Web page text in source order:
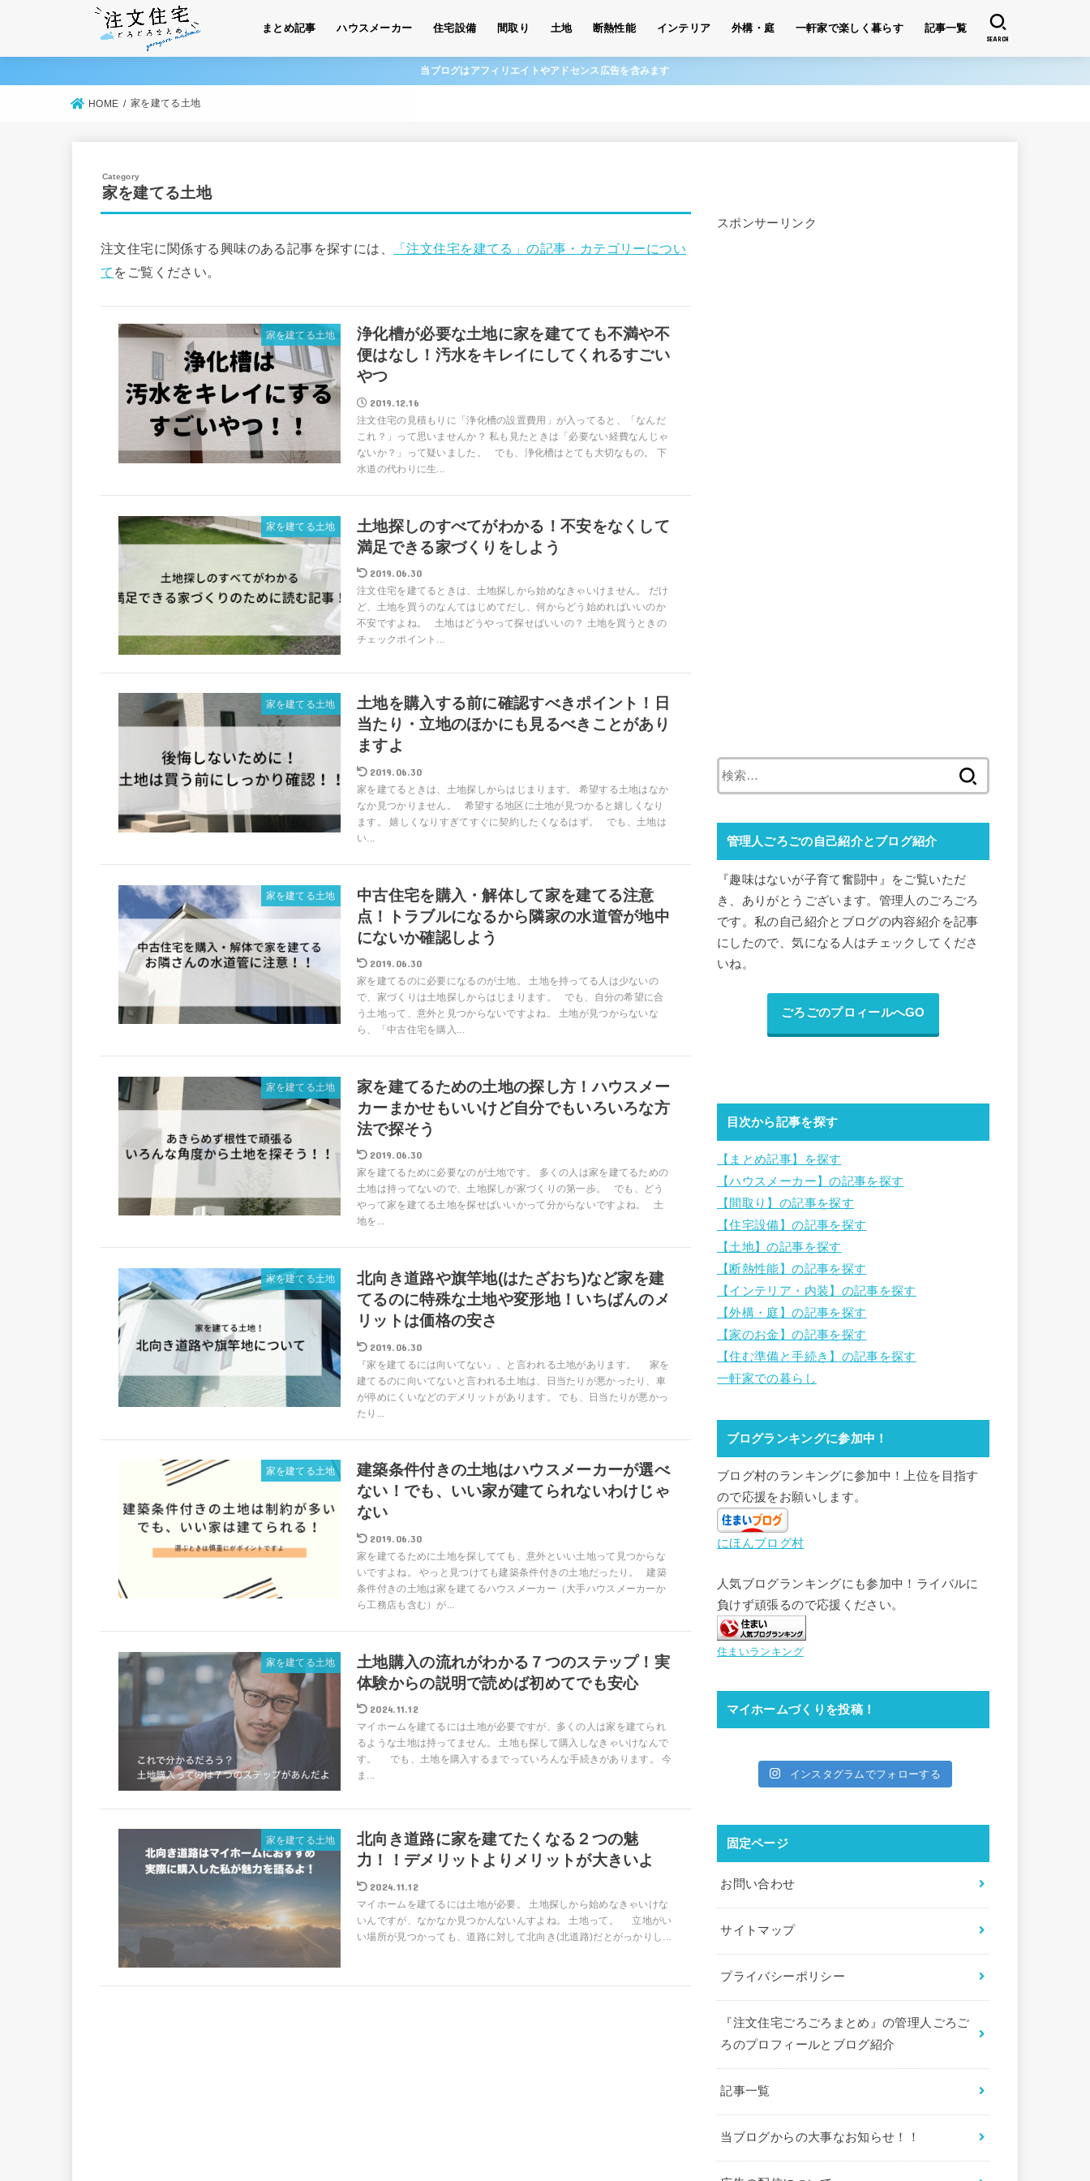
まとめ記事 ハウスメーカー 住宅設備 間取り 土地 断熱性能 インテリア 外構・庭 一軒家で楽しく暮らす 記事一覧
SEARCH
当ブログはアフィリエイトやアドセンス広告を含みます
HOME 家を建てる土地
家を建てる土地
注文住宅に関係する興味のある記事を探すには、
「注文住宅を建てる」の記事・カテゴリーについ
て をご覧ください。
家を建てる土地
浄化槽が必要な土地に家を建てても不満や不
便はなし！汚水をキレイにしてくれるすごい
やつ
2019.12.16
注文住宅の見積もりに「浄化槽の設置費用」が入ってると、「なんだ
これ？」って思いませんか？ 私も見たときは「必要ない経費なんじゃ
ないか？」って疑いました。 でも、浄化槽はとても大切なもの。 下
水道の代わりに生...
家を建てる土地
土地探しのすべてがわかる！不安をなくして
満足できる家づくりをしよう
2019.06.30
注文住宅を建てるときは、土地探しから始めなきゃいけません。 だけ
ど、土地を買うのなんてはじめてだし、何からどう始めればいいのか
不安ですよね。 土地はどうやって探せばいいの？ 土地を買うときの
チェックポイント...
家を建てる土地
土地を購入する前に確認すべきポイント！日
当たり・立地のほかにも見るべきことがあり
ますよ
2019.06.30
家を建てるときは、土地探しからはじまります。 希望する土地はなか
なか見つかりません。 希望する地区に土地が見つかると嬉しくなり
ます。 嬉しくなりすぎてすぐに契約したくなるはず。 でも、土地は
い...
家を建てる土地
中古住宅を購入・解体して家を建てる注意
点！トラブルになるから隣家の水道管が地中
にないか確認しよう
2019.06.30
家を建てるのに必要になるのが土地。 土地を持ってる人は少ないの
で、家づくりは土地探しからはじまります。 でも、自分の希望に合
う土地って、意外と見つからないですよね。 土地が見つからないな
ら、「中古住宅を購入...
家を建てる土地
家を建てるための土地の探し方！ハウスメー
カーまかせもいいけど自分でもいろいろな方
法で探そう
2019.06.30
家を建てるために必要なのが土地です。 多くの人は家を建てるための
土地は持ってないので、土地探しが家づくりの第一歩。 でも、どう
やって家を建てる土地を探せばいいかって分からないですよね。 土
地を...
家を建てる土地
北向き道路や旗竿地(はたざおち)など家を建
てるのに特殊な土地や変形地！いちばんのメ
リットは価格の安さ
2019.06.30
『家を建てるには向いてない』、と言われる土地があります。 家を
建てるのに向いてないと言われる土地は、日当たりが悪かったり、車
が停めにくいなどのデメリットがあります。 でも、日当たりが悪かっ
たり...
家を建てる土地
建築条件付きの土地はハウスメーカーが選べ
ない！でも、いい家が建てられないわけじゃ
ない
2019.06.30
家を建てるために土地を探してても、意外といい土地って見つからな
いですよね。 やっと見つけても建築条件付きの土地だったり。 建築
条件付きの土地は家を建てるハウスメーカー（大手ハウスメーカーか
ら工務店も含む）が...
家を建てる土地
土地購入の流れがわかる７つのステップ！実
体験からの説明で読めば初めてでも安心
2024.11.12
マイホームを建てるには土地が必要ですが、多くの人は家を建てられ
るような土地は持ってません。 土地も探して購入しなきゃいけなんで
す。 でも、土地を購入するまでっていろんな手続きがあります。 今
ま...
家を建てる土地
北向き道路に家を建てたくなる２つの魅
力！！デメリットよりメリットが大きいよ
2024.11.12
マイホームを建てるには土地が必要。 土地探しから始めなきゃいけな
いんですが、なかなか見つかんないんすよね。 土地って。 立地がい
い場所が見つかっても、道路に対して北向き(北道路)だとがっかりし...
スポンサーリンク
索
管理人ごろごの自己紹介とブログ紹介
『趣味はないが子育て奮闘中』をご覧いただ
き、ありがとうございます。管理人のごろごろ
です。私の自己紹介とブログの内容紹介を記事
にしたので、気になる人はチェックしてくださ
いね。
ごろごのプロィールへGO
目次から記事を探す
【まとめ記事】を探す
【ハウスメーカー】の記事を探す
【間取り】の記事を探す
【住宅設備】の記事を探す
【土地】の記事を探す
【断熱性能】の記事を探す
【インテリア・内装】の記事を探す
【外構・庭】の記事を探す
【家のお金】の記事を探す
【住む準備と手続き】の記事を探す
一軒家での暮らし
ブログランキングに参加中！
ブログ村のランキングに参加中！上位を目指す
ので応援をお願いします。
にほんブログ村
人気ブログランキングにも参加中！ライバルに
負けず頑張るので応援ください。
住まいランキング
マイホームづくりを投稿！
インスタグラムでフォローする
固定ページ
お問い合わせ
サイトマップ
プライバシーポリシー
『注文住宅ごろごろまとめ』の管理人ごろご
ろのプロフィールとブログ紹介
記事一覧
当ブログからの大事なお知らせ！！